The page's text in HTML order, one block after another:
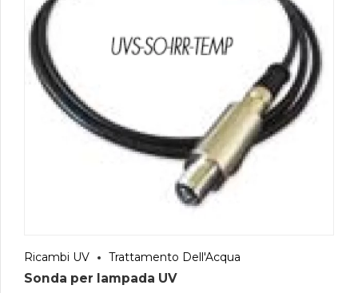
Ricambi UV Trattamento Dell'Acqua
Sonda per lampada UV